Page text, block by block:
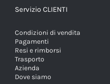
Servizio CLIENTI
Condizioni di vendita
Pagamenti
Resi e rimborsi
Trasporto
Azienda
Dove siamo